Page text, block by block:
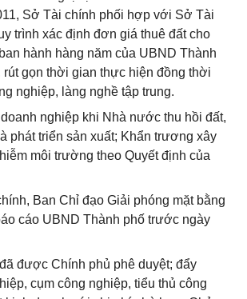
Sở Tài chính phối hợp với Sở Tài
trình xác định đơn giá thuê đất cho
hành hàng năm của UBND Thành
gọn thời gian thực hiện đồng thời
nghiệp, làng nghề tập trung.
nghiệp khi Nhà nước thu hồi đất,
phát triển sản xuất; Khẩn trương xây
môi trường theo Quyết định của
Ban Chỉ đạo Giải phóng mặt bằng
cáo UBND Thành phố trước ngày
được Chính phủ phê duyệt; đẩy
cụm công nghiệp, tiểu thủ công